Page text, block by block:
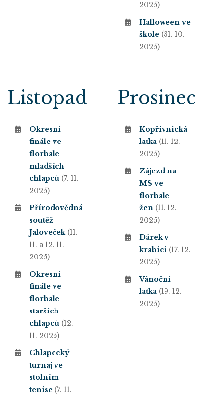
2025)
Halloween ve
škole (31. 10.
2025)
Listopad
Okresní
finále ve
florbale
mladších
chlapců (7. 11.
2025)
Přírodovědná
soutěž
Jaloveček(11.
11. a 12. 11.
2025)
Okresní
finále ve
florbale
starších
chlapců (12.
11. 2025)
Chlapecký
turnaj ve
stolním
tenise (7. 11. -
Prosinec
Kopřivnická
laťka (11. 12.
2025)
Zájezd na
MS ve
florbale
žen (11. 12.
2025)
Dárek v
krabici (17. 12.
2025)
Vánoční
laťka (19. 12.
2025)